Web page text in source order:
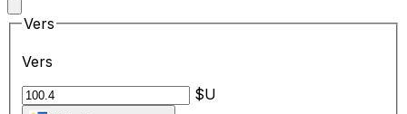
Vers
Vers
$U